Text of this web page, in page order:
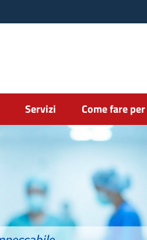
Servizi Come fare per